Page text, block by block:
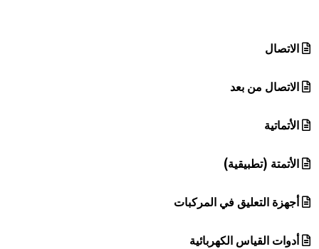
الاتصال
الاتصال من بعد
الأتماتية
الأتمتة (تطبيقية)
أجهزة التعليق في المركبات
أدوات القياس الكهربائية